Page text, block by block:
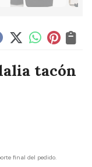
tacón
final del pedido.